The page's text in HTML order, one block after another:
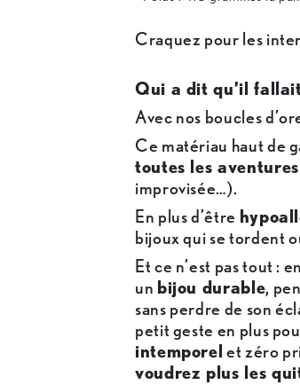
Craquez pour les
Qui a dit qu’il
Avec nos boucles
Ce matériau haut de
toutes les
improvisée…).
En plus d’être
bijoux qui se tordent
Et ce n’est pas tout :
un bijou durable,
sans perdre de son
petit geste en plus
intemporelet zéro
voudrez plus les